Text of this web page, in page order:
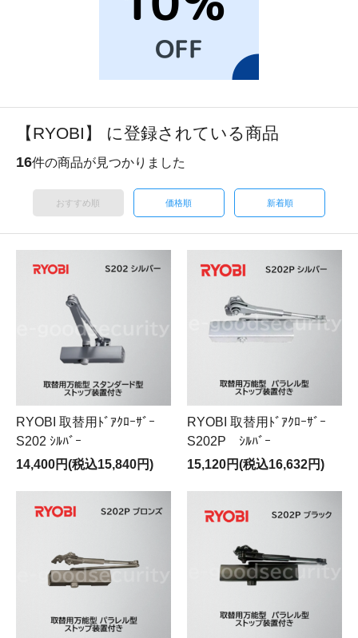
【RYOBI】 に登録されている商品
16件の商品が見つかりました
おすすめ順 価格順 新着順
RYOBI 取替用ﾄﾞｱｸﾛｰｻﾞｰ
S202 ｼﾙﾊﾞｰ
14,400円(税込15,840円)
RYOBI 取替用ﾄﾞｱｸﾛｰｻﾞｰ
S202P ｼﾙﾊﾞｰ
15,120円(税込16,632円)